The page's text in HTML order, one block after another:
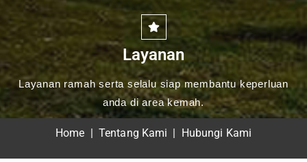
Layanan
Layanan ramah serta selalu siap membantu keperluan
anda di area kemah.
Home Tentang Kami Hubungi Kami